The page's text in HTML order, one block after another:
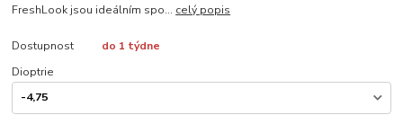
FreshLook jsou ideálním spo... celý popis
Dostupnost
do 1 týdne
Dioptrie